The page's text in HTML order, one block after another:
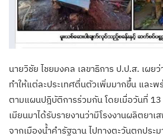
นายวิชัย ไชยมงคล เลขาธิการ ป.ป.ส. เผย
ทำให้แต่ละประเทศตื่นตัวเพิ่มมากขึ้น และพ
ตามแผนปฎิบัติการร่วมกัน โดยเมื่อวันที่
เมียนมาได้รับรายงานว่ามีโรงงานผลิตยา
จากเมืองน้ำคำรัฐฉาน ไปทางตะวันตกประ